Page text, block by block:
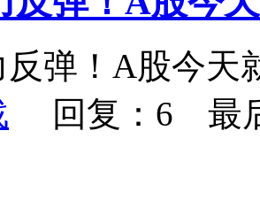
反弹！A股今天
回复：6 最